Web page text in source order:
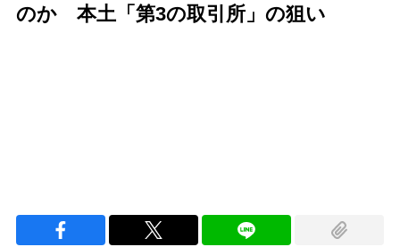
のか 本土「第3の取引所」の狙い